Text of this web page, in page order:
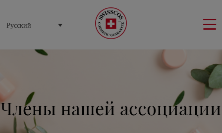
Русский
Члены нашей ассоциации